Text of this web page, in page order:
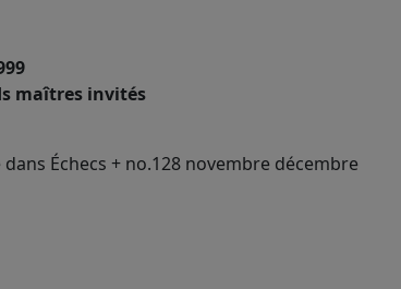
maîtres invités
Échecs + no.128 novembre décembre